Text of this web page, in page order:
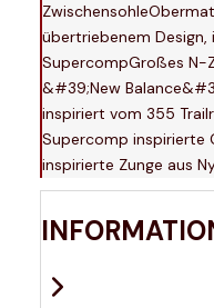
übertriebenem
SupercompGroßes N-
&#39;New
inspiriert vom 355
Supercomp inspirierte
inspirierte Zunge aus